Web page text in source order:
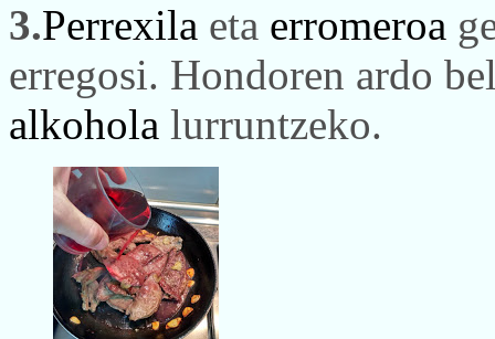
3.Perrexila eta erromeroa
erregosi. Hondoren ardo
alkohola lurruntzeko.